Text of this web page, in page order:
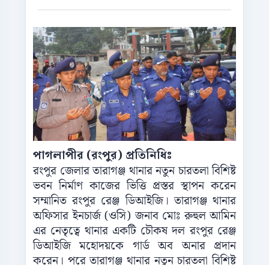
পাগলাপীর (রংপুর) প্রতিনিধিঃ
রংপুর জেলার তারাগঞ্জ থানার নতুন চারতলা বিশিষ্ট
ভবন নির্মাণ কাজের ভিত্তি প্রস্তর স্থাপন করেন
সম্মানিত রংপুর রেঞ্জ ডিআইজি। তারাগঞ্জ থানার
অফিসার ইনচার্জ (ওসি) জনাব মোঃ রুহুল আমিন
এর নেতৃত্বে থানার একটি চৌকষ দল রংপুর রেঞ্জ
ডিআইজি মহোদয়কে গার্ড অব অনার প্রদান
করেন। পরে তারাগঞ্জ থানার নতুন চারতলা বিশিষ্ট